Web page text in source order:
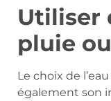
Utiliser
pluie
Le choix de
également son